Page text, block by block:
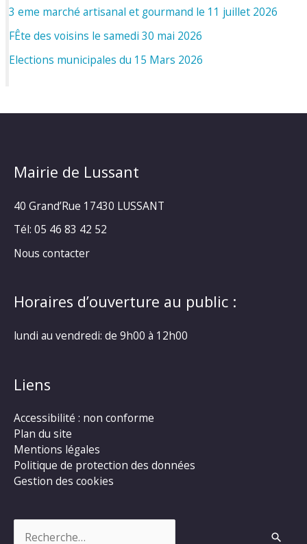
3 eme marché artisanal et gourmand le 11 juillet 2026
FÊte des voisins le samedi 30 mai 2026
Elections municipales du 15 Mars 2026
Mairie de Lussant
40 Grand’Rue 17430 LUSSANT
Tél: 05 46 83 42 52
Nous contacter
Horaires d’ouverture au public :
lundi au vendredi: de 9h00 à 12h00
Liens
Accessibilité : non conforme
Plan du site
Mentions légales
Politique de protection des données
Gestion des cookies